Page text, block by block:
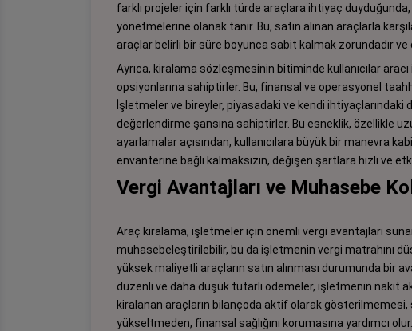
farklı projeler için farklı türde araçlara ihtiyaç
yönetmelerine olanak tanır. Bu, satın alınan araçlarla
araçlar belirli bir süre boyunca sabit kalmak zorundadır
Ayrıca, kiralama sözleşmesinin bitiminde kullanıcılar
opsiyonlarına sahiptirler. Bu, finansal ve operasyonel
İşletmeler ve bireyler, piyasadaki ve kendi ihtiyaçlarındaki
değerlendirme şansına sahiptirler. Bu esneklik, özellikle
ayarlamalar açısından, kullanıcılara büyük bir manevra
envanterine bağlı kalmaksızın, değişen şartlara hızlı ve
Vergi Avantajları ve Muhasebe
Araç kiralama, işletmeler için önemli vergi avantajları
muhasebeleştirilebilir, bu da işletmenin vergi matrahını
yüksek maliyetli araçların satın alınması durumunda bir
düzenli ve daha düşük tutarlı ödemeler, işletmenin nakit
kiralanan araçların bilançoda aktif olarak
yükseltmeden, finansal sağlığını korumasına yardımcı olur.